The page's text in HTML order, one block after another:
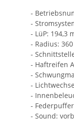
-
-
- LüP: 194,3
- Radius:
-
- Haftreifen
-
-
-
-
- Sound: